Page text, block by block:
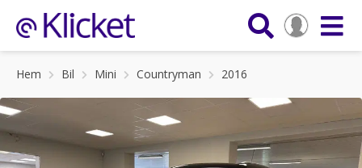
Hem Bil Mini Countryman 2016